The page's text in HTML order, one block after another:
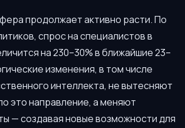
продолжает активно расти. По
спрос на специалистов в
на 230–30% в ближайшие 23–
изменения, в том числе
интеллекта, не вытесняют
это направление, а меняют
— создавая новые возможности для